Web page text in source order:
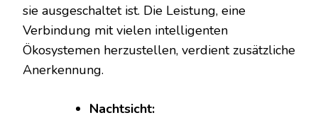
sie ausgeschaltet ist. Die Leistung, eine
Verbindung mit vielen intelligenten
Ökosystemen herzustellen, verdient zusätzliche
Anerkennung.
Nachtsicht: